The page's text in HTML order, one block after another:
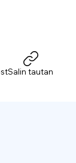
Salin tautan